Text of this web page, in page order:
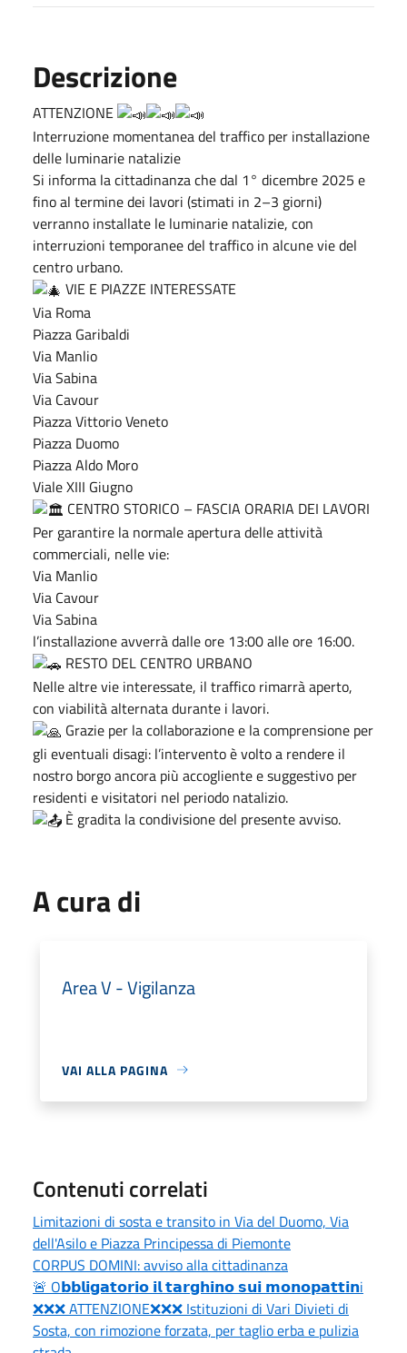
Descrizione
ATTENZIONE
Interruzione momentanea del traffico per installazione
delle luminarie natalizie
Si informa la cittadinanza che dal 1° dicembre 2025 e
fino al termine dei lavori (stimati in 2–3 giorni)
verranno installate le luminarie natalizie, con
interruzioni temporanee del traffico in alcune vie del
centro urbano.
VIE E PIAZZE INTERESSATE
Via Roma
Piazza Garibaldi
Via Manlio
Via Sabina
Via Cavour
Piazza Vittorio Veneto
Piazza Duomo
Piazza Aldo Moro
Viale XIII Giugno
CENTRO STORICO – FASCIA ORARIA DEI LAVORI
Per garantire la normale apertura delle attività
commerciali, nelle vie:
Via Manlio
Via Cavour
Via Sabina
l’installazione avverrà dalle ore 13:00 alle ore 16:00.
RESTO DEL CENTRO URBANO
Nelle altre vie interessate, il traffico rimarrà aperto,
con viabilità alternata durante i lavori.
Grazie per la collaborazione e la comprensione per
gli eventuali disagi: l’intervento è volto a rendere il
nostro borgo ancora più accogliente e suggestivo per
residenti e visitatori nel periodo natalizio.
È gradita la condivisione del presente avviso.
A cura di
Area V - Vigilanza
VAI ALLA PAGINA
Contenuti correlati
Limitazioni di sosta e transito in Via del Duomo, Via
dell'Asilo e Piazza Principessa di Piemonte
CORPUS DOMINI: avviso alla cittadinanza
🚨 O𝗯𝗯𝗹𝗶𝗴𝗮𝘁𝗼𝗿𝗶𝗼 𝗶𝗹 𝘁𝗮𝗿𝗴𝗵𝗶𝗻𝗼 𝘀𝘂𝗶 𝗺𝗼𝗻𝗼𝗽𝗮𝘁𝘁𝗶𝗻i
❌❌❌ ATTENZIONE❌❌❌ Istituzioni di Vari Divieti di
Sosta, con rimozione forzata, per taglio erba e pulizia